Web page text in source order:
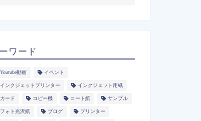
ワード
Youtube動画 イベント
インクジェットプリンター インクジェット用紙
カード コピー機 コート紙 サンプル
フォト光沢紙 ブログ プリンター